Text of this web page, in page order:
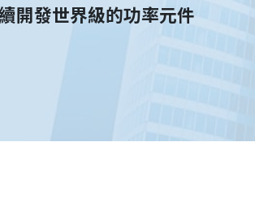
開發世界級的功率元件